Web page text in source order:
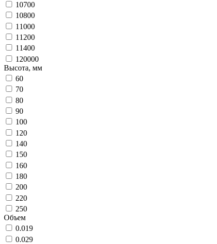
10700
10800
11000
11200
11400
120000
Высота, мм
60
70
80
90
100
120
140
150
160
180
200
220
250
Объем
0.019
0.029